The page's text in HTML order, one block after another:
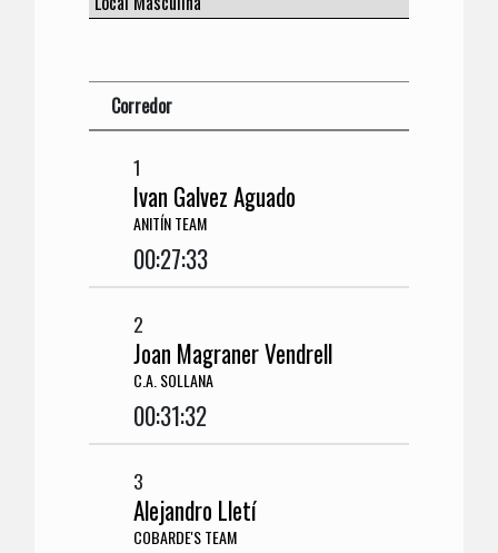
Corredor
1
Ivan Galvez Aguado
ANITÍN TEAM
00:27:33
2
Joan Magraner Vendrell
C.A. SOLLANA
00:31:32
3
Alejandro Lletí
COBARDE'S TEAM